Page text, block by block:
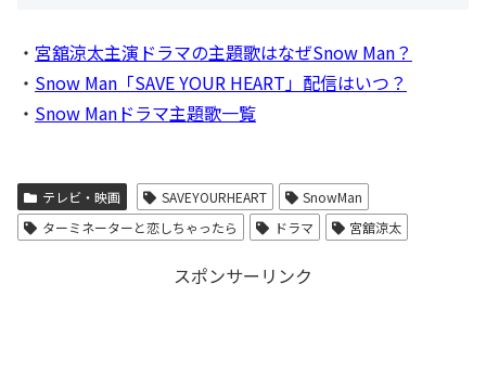
・ 宮舘涼太主演ドラマの主題歌はなぜSnow Man？
・ Snow Man「SAVE YOUR HEART」配信はいつ？
・ Snow Manドラマ主題歌一覧
テレビ・映画 SAVEYOURHEART
SnowMan
ターミネーターと恋しちゃったら
ドラマ 宮舘涼太
スポンサーリンク